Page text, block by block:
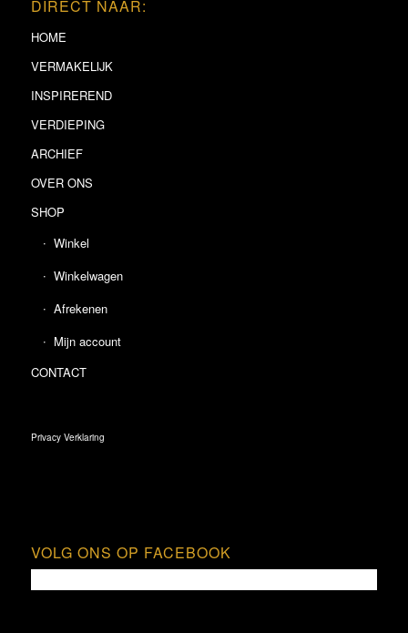
DIRECT NAAR:
HOME
VERMAKELIJK
INSPIREREND
VERDIEPING
ARCHIEF
OVER ONS
SHOP
Winkel
Winkelwagen
Afrekenen
Mijn account
CONTACT
Privacy Verklaring
VOLG ONS OP FACEBOOK